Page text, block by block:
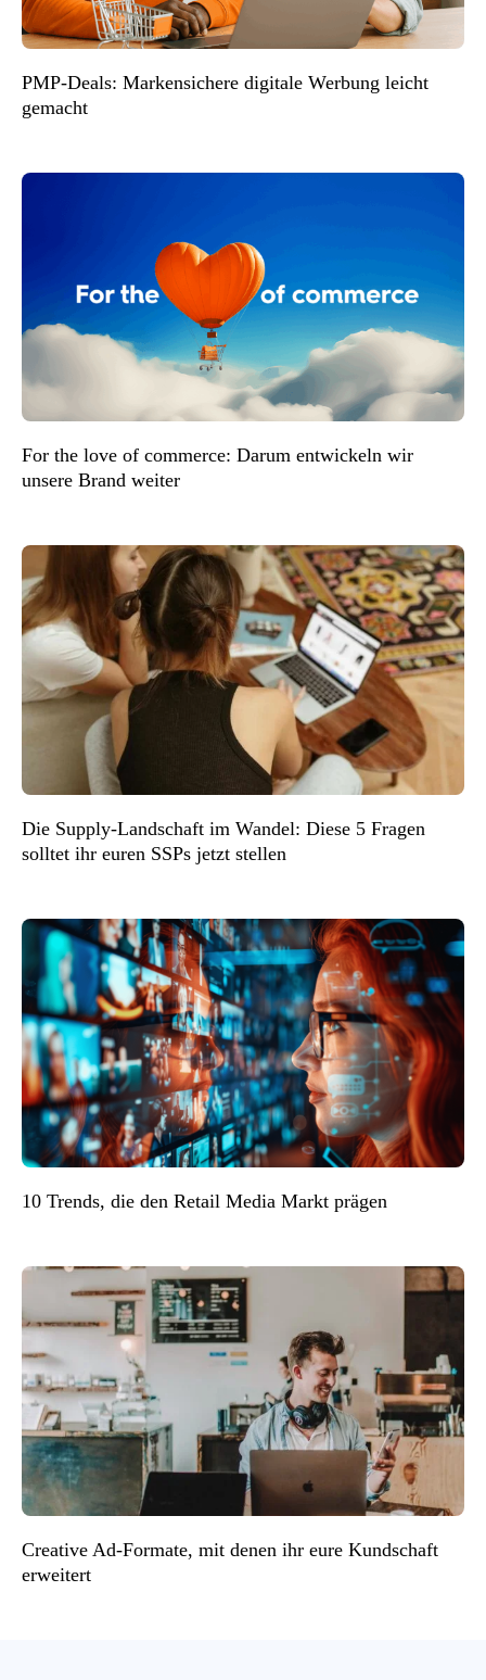
PMP-Deals: Markensichere digitale Werbung leicht
gemacht
For the love of commerce: Darum entwickeln wir
unsere Brand weiter
Die Supply-Landschaft im Wandel: Diese 5 Fragen
solltet ihr euren SSPs jetzt stellen
10 Trends, die den Retail Media Markt prägen
Creative Ad-Formate, mit denen ihr eure Kundschaft
erweitert